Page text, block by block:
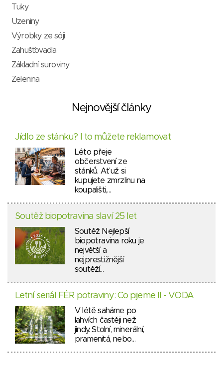
Tuky
Uzeniny
Výrobky ze sóji
Zahušťovadla
Základní suroviny
Zelenina
Nejnovější články
Jídlo ze stánku? I to můžete reklamovat
Léto přeje
občerstvení ze
stánků. Ať už si
kupujete zmrzlinu na
koupališti,…
Soutěž biopotravina slaví 25 let
Soutěž Nejlepší
biopotravina roku je
největší a
nejprestižnější
soutěží…
Letní seriál FÉR potraviny: Co pijeme II - VODA
V létě saháme po
lahvích častěji než
jindy. Stolní, minerální,
pramenitá, nebo…